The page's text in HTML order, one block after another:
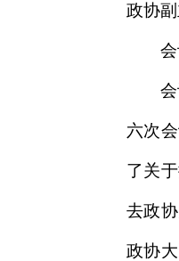
政协
六次
了关
去政
政协